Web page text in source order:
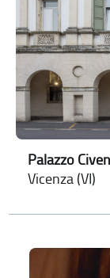
Palazzo
Vicenza (VI)